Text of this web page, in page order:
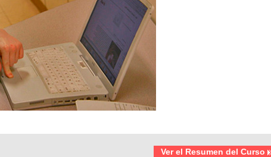
Ver el Resumen del Curso